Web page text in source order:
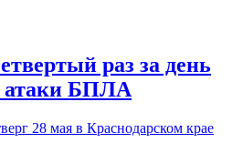
раз за день
атаки БПЛА